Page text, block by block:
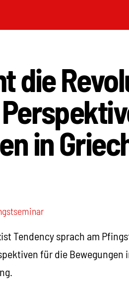
die
in
Tendency sprach am
für die Bewegungen